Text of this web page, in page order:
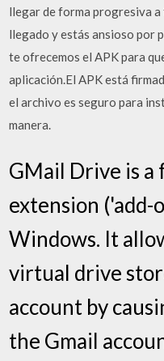
llegar de forma progresiva a
llegado y estás ansioso por
te ofrecemos el APK para
aplicación.El APK está
el archivo es seguro para
manera.
GMail Drive is a
extension
Windows. It
virtual drive
account by
the Gmail